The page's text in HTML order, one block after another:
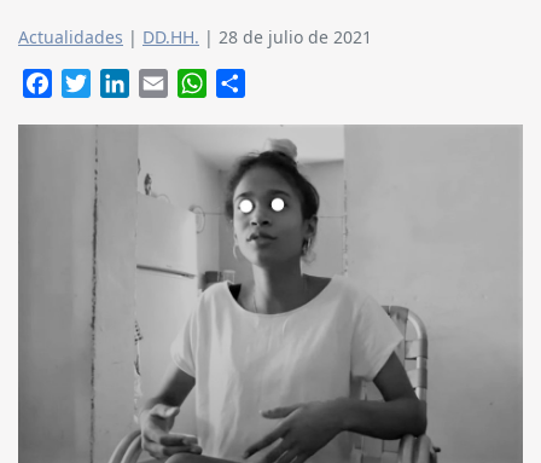
Actualidades | DD.HH. | 28 de julio de 2021
FacebookTwitterLinkedIn
Email WhatsApp